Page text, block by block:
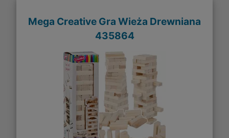
Mega Creative Gra Wieża Drewniana
435864